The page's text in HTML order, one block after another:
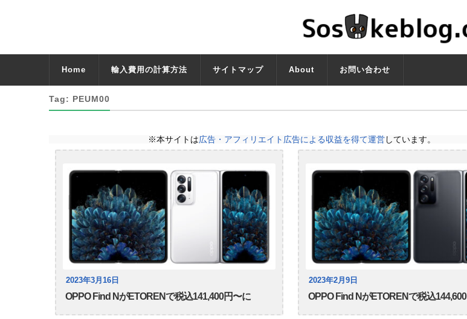
Home 輸入費用の計算方法 サイトマップ About お問い合わせ
Tag: PEUM00
※本サイトは広告・アフィリエイト広告による収益を得て運営しています。
2023年3月16日
OPPO Find NがETORENで税込141,400円〜に
2023年2月9日
OPPO Find NがETORENで税込